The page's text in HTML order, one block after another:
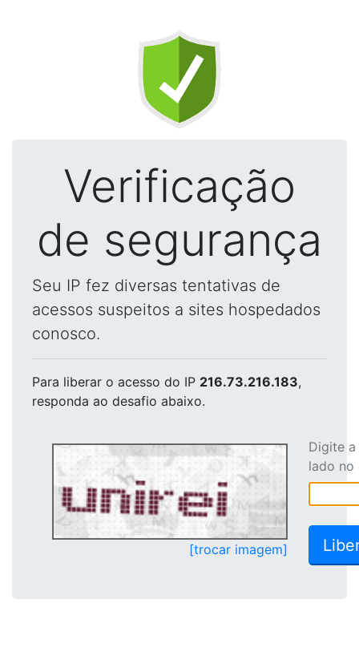
Verificação
de segurança
Seu IP fez diversas tentativas de
acessos suspeitos a sites hospedados
conosco.
Para liberar o acesso do IP 216.73.216.183,
responda ao desafio abaixo.
[trocar imagem]
Digite
lado no